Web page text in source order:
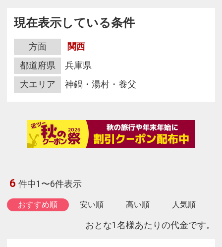
現在表示している条件
方面
関西
都道府県
兵庫県
大エリア
神鍋・湯村・養父
6 件中1〜6件表示
おすすめ順 安い順 高い順 人気順
おとな1名様あたりの代金です。